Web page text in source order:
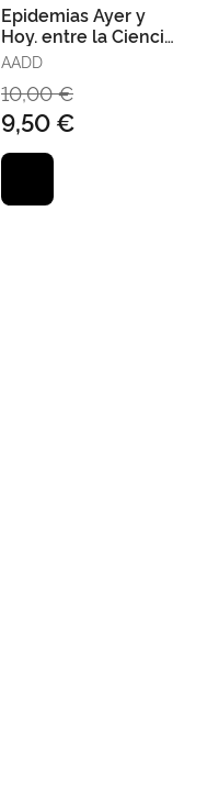
Epidemias Ayer y
Hoy. entre la Ciencia
y el Miedo Social
AADD
10,00 €
9,50 €